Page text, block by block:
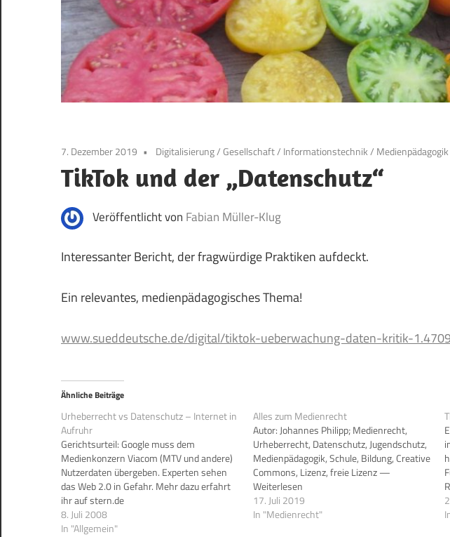
7. Dezember 2019 Digitalisierung/Gesellschaft/ Informationstechnik/ Medienpädagogik
TikTok und der „Datenschutz“
Veröffentlicht von Fabian Müller-Klug
Interessanter Bericht, der fragwürdige Praktiken aufdeckt.
Ein relevantes, medienpädagogisches Thema!
www.sueddeutsche.de/digital/tiktok-ueberwachung-daten-kritik-
Ähnliche Beiträge
Urheberrecht vs Datenschutz – Internet in
Aufruhr
Gerichtsurteil: Google muss dem
Medienkonzern Viacom (MTV und andere)
Nutzerdaten übergeben. Experten sehen
das Web 2.0 in Gefahr. Mehr dazu erfahrt
ihr auf stern.de
8. Juli 2008
In "Allgemein"
Alles zum Medienrecht
Autor: Johannes Philipp; Medienrecht,
Urheberrecht, Datenschutz, Jugendschutz,
Medienpädagogik, Schule, Bildung, Creative
Commons, Lizenz, freie Lizenz —
Weiterlesen
paddelhannes.de/medpaed/medienrecht.html
17. Juli 2019
In "Medienrecht"